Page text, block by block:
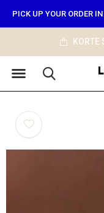
KORTE
PICK UP YOUR ORDER IN